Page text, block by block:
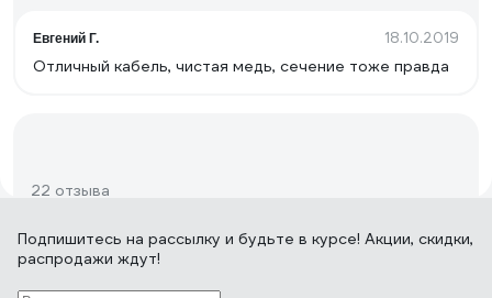
Евгений Г. 18.10.2019
Отличный кабель, чистая медь, сечение тоже правда
22 отзыва
Отзыв о кабеле REXANT SAT 703B 75 Ом,
Cu/Al/Cu, 75% белый 01-2431-20
Подпишитесь на рассылку и будьте в курсе! Акции, скидки,
распродажи ждут!